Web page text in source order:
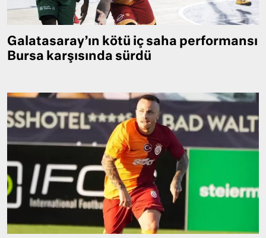
Galatasaray’ın kötü iç saha performansı
Bursa karşısında sürdü